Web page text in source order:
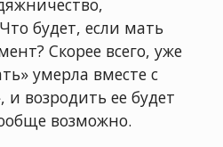
будет, если мать
Скорее всего, уже
умерла вместе с
и возродить ее будет
возможно.